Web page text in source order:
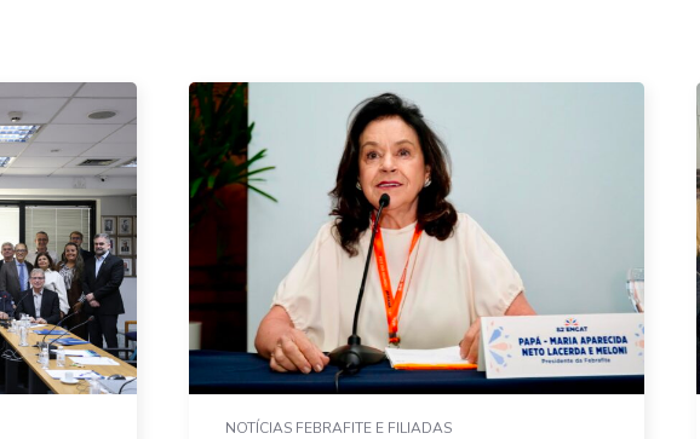
NOTÍCIAS FEBRAFITE E FILIADAS